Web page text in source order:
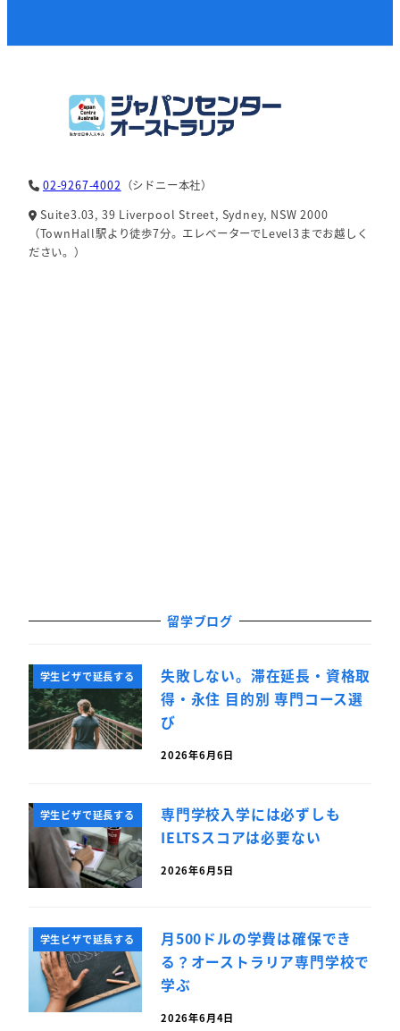
02-9267-4002 （シドニー本社）
Suite3.03, 39 Liverpool Street, Sydney, NSW 2000
（TownHall駅より徒歩7分。エレベーターでLevel3までお越しく
ださい。）
留学ブログ
学生ビザで延長する
失敗しない。滞在延長・資格取
得・永住 目的別 専門コース選
び
2026年6月6日
学生ビザで延長する
専門学校入学には必ずしも
IELTSスコアは必要ない
2026年6月5日
学生ビザで延長する
月500ドルの学費は確保でき
る？オーストラリア専門学校で
学ぶ
2026年6月4日